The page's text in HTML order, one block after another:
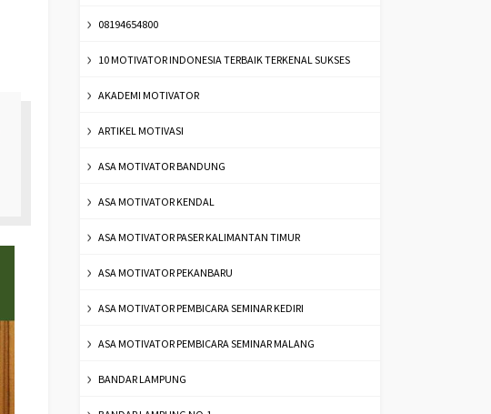
08194654800
10 MOTIVATOR INDONESIA TERBAIK TERKENAL SUKSES
AKADEMI MOTIVATOR
ARTIKEL MOTIVASI
ASA MOTIVATOR BANDUNG
ASA MOTIVATOR KENDAL
ASA MOTIVATOR PASER KALIMANTAN TIMUR
ASA MOTIVATOR PEKANBARU
ASA MOTIVATOR PEMBICARA SEMINAR KEDIRI
ASA MOTIVATOR PEMBICARA SEMINAR MALANG
BANDAR LAMPUNG